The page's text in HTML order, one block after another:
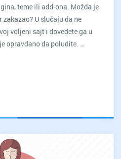
teme ili add-ona. Možda je
U slučaju da ne
voljeni sajt i dovedete ga u
opravdano da poludite. …